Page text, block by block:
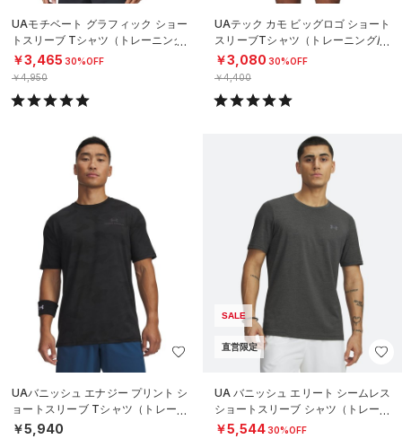
UAモチベート グラフィック ショー
トスリーブ Tシャツ（トレーニング/
MEN）
￥3,465 30%OFF
￥4,950
UAテック カモ ビッグロゴ ショート
スリーブTシャツ（トレーニング/M
EN）
￥3,080 30%OFF
￥4,400
UAバニッシュ エナジー プリント シ
ョートスリーブ Tシャツ（トレーニ
ング/MEN）
￥5,940
SALE
直営限定
UA バニッシュ エリート シームレス
ショートスリーブ シャツ（トレーニ
ング/MEN）
￥5,54430%OFF